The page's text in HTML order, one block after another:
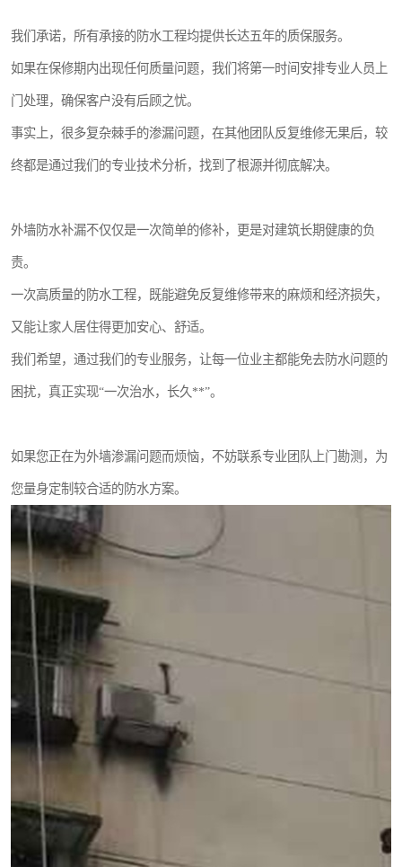
我们承诺，所有承接的防水工程均提供长达五年的质保服务。
如果在保修期内出现任何质量问题，我们将第一时间安排专业人员上
门处理，确保客户没有后顾之忧。
事实上，很多复杂棘手的渗漏问题，在其他团队反复维修无果后，较
终都是通过我们的专业技术分析，找到了根源并彻底解决。
外墙防水补漏不仅仅是一次简单的修补，更是对建筑长期健康的负
责。
一次高质量的防水工程，既能避免反复维修带来的麻烦和经济损失，
又能让家人居住得更加安心、舒适。
我们希望，通过我们的专业服务，让每一位业主都能免去防水问题的
困扰，真正实现“一次治水，长久**”。
如果您正在为外墙渗漏问题而烦恼，不妨联系专业团队上门勘测，为
您量身定制较合适的防水方案。